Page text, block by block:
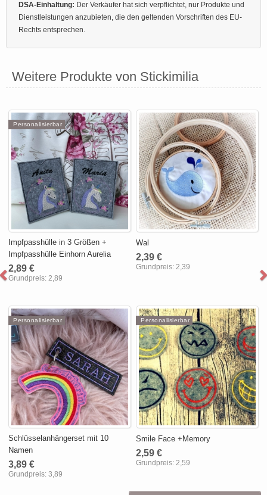
DSA-Einhaltung: Der Verkäufer hat sich verpflichtet, nur Produkte und
Dienstleistungen anzubieten, die den geltenden Vorschriften des EU-
Rechts entsprechen.
Weitere Produkte von Stickimilia
Personalisierbar
Impfpasshülle in 3 Größen +
Impfpasshülle Einhorn Aurelia
2,89 €
Grundpreis:2,89
Wal
2,39 €
Grundpreis:2,39
Personalisierbar
Schlüsselanhängerset mit 10
Namen
3,89 €
Grundpreis:3,89
Personalisierbar
Smile Face +Memory
2,59 €
Grundpreis:2,59